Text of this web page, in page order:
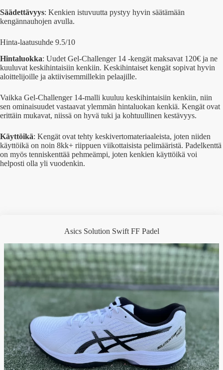
Säädettävyys: Kenkien istuvuutta pystyy hyvin säätämään
kengännauhojen avulla.
Hinta-laatusuhde 9.5/10
Hintaluokka: Uudet Gel-Challenger 14 -kengät maksavat 120€ ja ne
kuuluvat keskihintaisiin kenkiin. Keskihintaiset kengät sopivat hyvin
aloittelijoille ja aktiivisemmillekin pelaajille.
Vaikka Gel-Challenger 14-malli kuuluu keskihintaisiin kenkiin, niin
sen ominaisuudet vastaavat ylemmän hintaluokan kenkiä. Kengät ovat
erittäin mukavat, niissä on hyvä tuki ja kohtuullinen kestävyys.
Käyttöikä: Kengät ovat tehty keskivertomateriaaleista, joten niiden
käyttöikä on noin 8kk+ riippuen viikottaisista pelimääristä. Padelkenttä
on myös tenniskenttää pehmeämpi, joten kenkien käyttöikä voi
helposti olla yli vuodenkin.
Asics Solution Swift FF Padel